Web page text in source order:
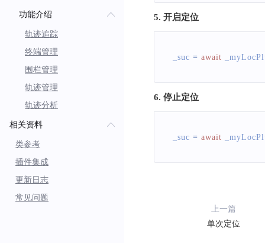
功能介绍
轨迹追踪
终端管理
围栏管理
轨迹管理
轨迹分析
相关资料
类参考
插件集成
更新日志
常见问题
5. 开启定位
  _suc
= await
6. 停止定位
  _suc
= await
上一篇
单次定位